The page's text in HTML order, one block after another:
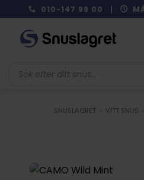
to
content
010-147 99 00 |
SNUSLAGRET VITT SNUS